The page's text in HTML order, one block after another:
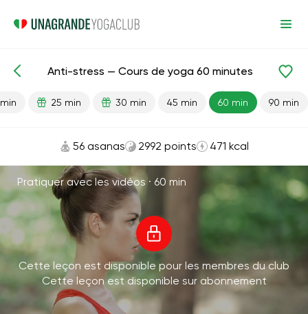
Leçons prêtes Relaxation Anti-stress
Anti-stress — Cours de yoga 60 minutes
25 min 30 min 45 min 60 min 90 min
56 asanas 2992 points 471 kcal
Pratiquer avec les vidéos · 60 min
Cette leçon est disponible pour les membres du club
Cette leçon est disponible sur abonnement